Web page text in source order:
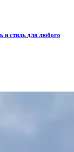
и стиль для любого